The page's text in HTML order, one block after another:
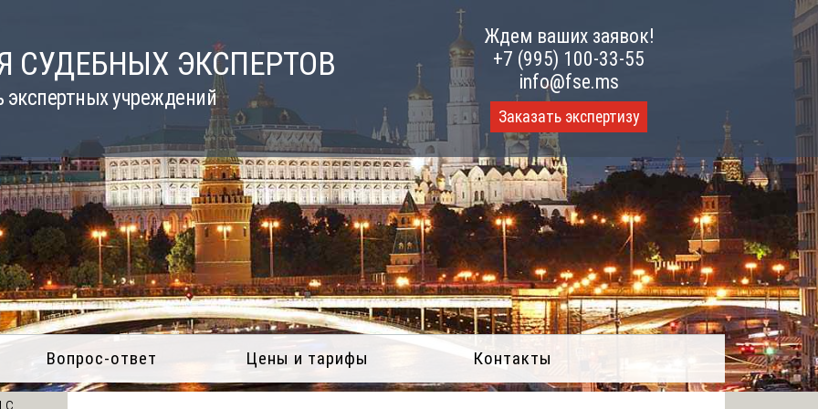
СУДЕБНЫХ ЭКСПЕРТОВ
экспертных учреждений
Ждем ваших заявок!
+7 (995) 100-33-55
info@fse.ms
Заказать экспертизу
Вопрос-ответ Цены и тарифы Контакты
с